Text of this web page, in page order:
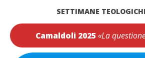
SETTIMANE
Camaldoli 2025 «La